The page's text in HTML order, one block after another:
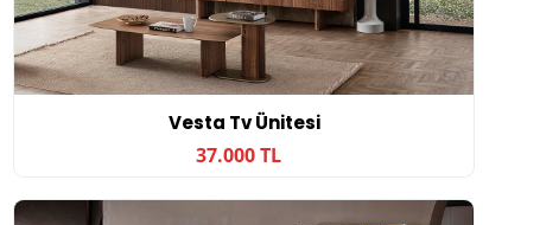
Vesta Tv Ünitesi
37.000 TL